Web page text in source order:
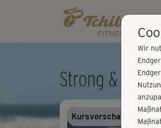
Strong &
Kursvorschau -
Wir